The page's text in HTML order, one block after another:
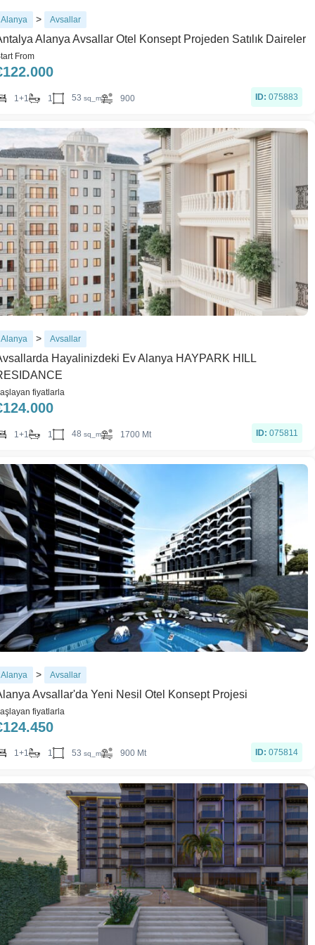
Alanya > Avsallar
Alanya Avsallar Otel Konsept Projeden Satılık Daireler
From
122.000
1+1 1 53 sq_m 900 ID: 075883
Alanya > Avsallar
Hayalinizdeki Ev Alanya HAYPARK HILL
fiyatlarla
124.000
1+1 1 48 sq_m 1700 Mt ID: 075811
Alanya > Avsallar
Avsallar'da Yeni Nesil Otel Konsept Projesi
fiyatlarla
124.450
1+1 1 53 sq_m 900 Mt ID: 075814